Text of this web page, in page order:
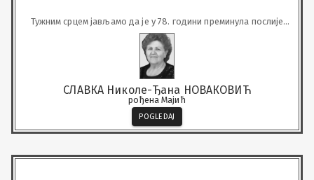
Тужним срцем јављамо да је у 78. години преминула послије
кратке болести наша вољена
СЛАВКА Николе-Ђана НОВАКОВИЋ
рођена Мајић
POGLEDAJ